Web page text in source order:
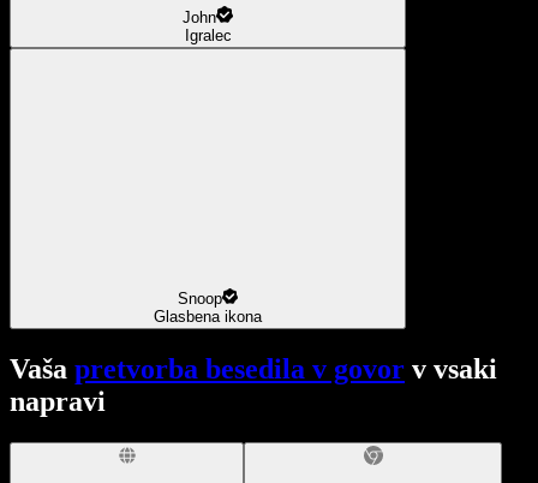
John
Igralec
Snoop
Glasbena ikona
Vaša pretvorba besedila v govor v vsaki
napravi